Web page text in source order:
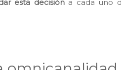
esta decisióna cada uno